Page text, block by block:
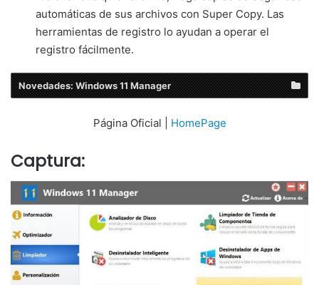
automáticas de sus archivos con Super Copy. Las
herramientas de registro lo ayudan a operar el
registro fácilmente.
Novedades: Windows 11 Manager
Página Oficial | HomePage
Captura: